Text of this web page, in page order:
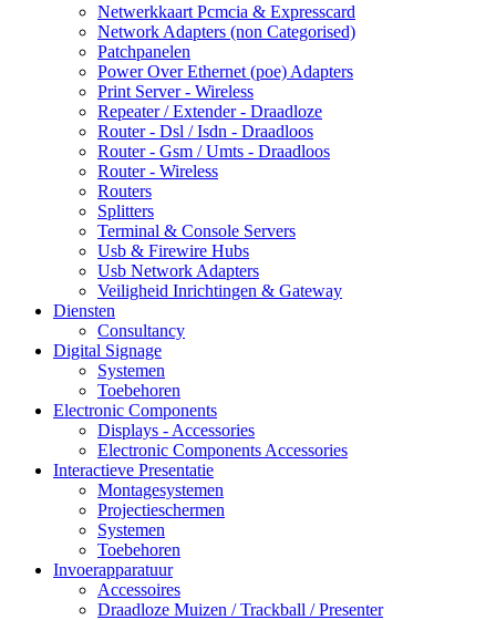
Netwerkkaart Pcmcia & Expresscard
Network Adapters (non Categorised)
Patchpanelen
Power Over Ethernet (poe) Adapters
Print Server - Wireless
Repeater / Extender - Draadloze
Router - Dsl / Isdn - Draadloos
Router - Gsm / Umts - Draadloos
Router - Wireless
Routers
Splitters
Terminal & Console Servers
Usb & Firewire Hubs
Usb Network Adapters
Veiligheid Inrichtingen & Gateway
Diensten
Consultancy
Digital Signage
Systemen
Toebehoren
Electronic Components
Displays - Accessories
Electronic Components Accessories
Interactieve Presentatie
Montagesystemen
Projectieschermen
Systemen
Toebehoren
Invoerapparatuur
Accessoires
Draadloze Muizen / Trackball / Presenter